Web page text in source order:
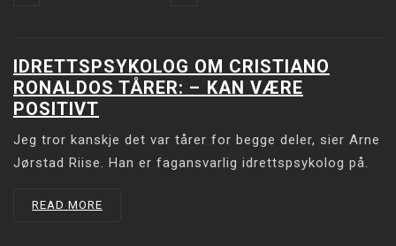
IDRETTSPSYKOLOG OM CRISTIANO
RONALDOS TÅRER: –⁠ KAN VÆRE
POSITIVT
Jeg tror kanskje det var tårer for begge deler, sier Arne
Jørstad Riise. Han er fagansvarlig idrettspsykolog på.
READ MORE